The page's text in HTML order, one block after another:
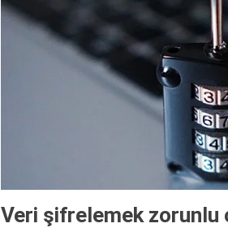
Veri şifrelemek zorunlu